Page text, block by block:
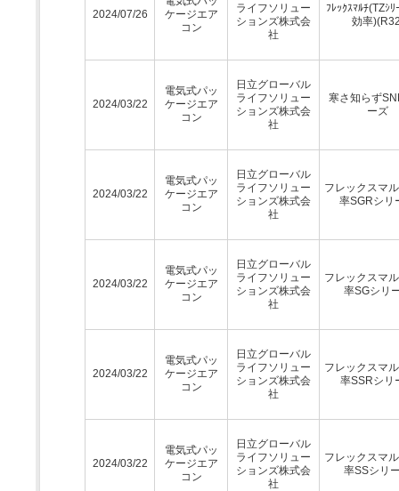
2024/07/26
ケージエア
コン
ライフソリュー
ションズ株式会
社
ﾌﾚｯｸｽﾏﾙﾁ(TZｼ
効率
2024/03/22
電気式パッ
ケージエア
コン
日立グローバル
ライフソリュー
ションズ株式会
社
寒さ知らず
ーズ
2024/03/22
電気式パッ
ケージエア
コン
日立グローバル
ライフソリュー
ションズ株式会
社
フレックスマ
率SGRシリ
2024/03/22
電気式パッ
ケージエア
コン
日立グローバル
ライフソリュー
ションズ株式会
社
フレックスマ
率SGシリ
2024/03/22
電気式パッ
ケージエア
コン
日立グローバル
ライフソリュー
ションズ株式会
社
フレックスマ
率SSRシリ
2024/03/22
電気式パッ
ケージエア
コン
日立グローバル
ライフソリュー
ションズ株式会
社
フレックスマ
率SSシリ